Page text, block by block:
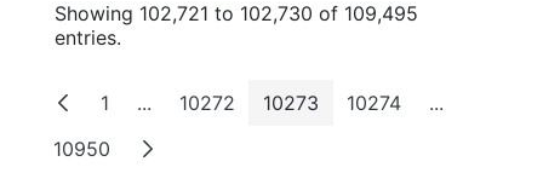
Showing 102,721 to 102,730 of 109,495
entries.
Page
1 ...Intermediate Pages
Page
10272 Page
10273 Page
10274 ...
Page
10950